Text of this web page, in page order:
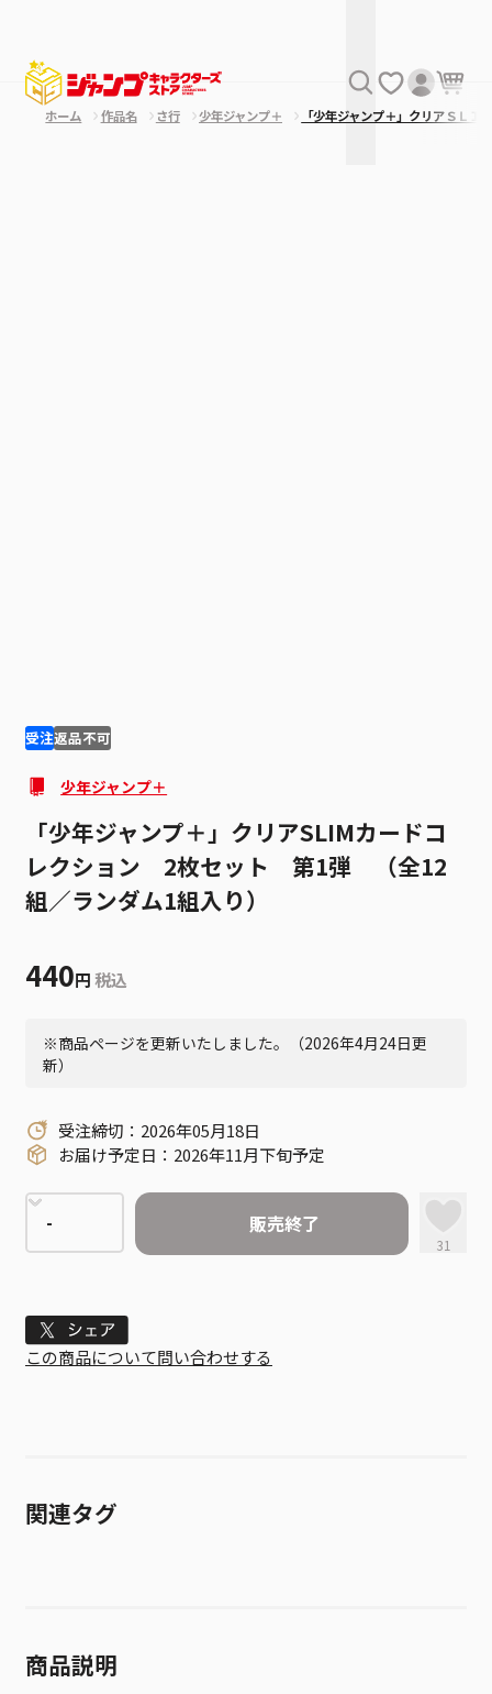
ホーム 作品名 さ行 少年ジャンプ＋ 「少年ジャンプ＋」クリアＳＬ
受注返品不可
少年ジャンプ＋
「少年ジャンプ＋」クリアSLIMカードコ
レクション 2枚セット 第1弾 （全12
組／ランダム1組入り）
440円 税込
※商品ページを更新いたしました。（2026年4月24日更
新）
受注締切：2026年05月18日
お届け予定日：2026年11月下旬予定
販売終了
31
Tweet
この商品について問い合わせする
関連タグ
商品説明